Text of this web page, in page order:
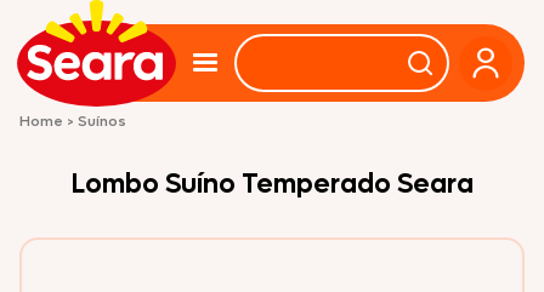
Home > Suínos
Lombo Suíno Temperado Seara